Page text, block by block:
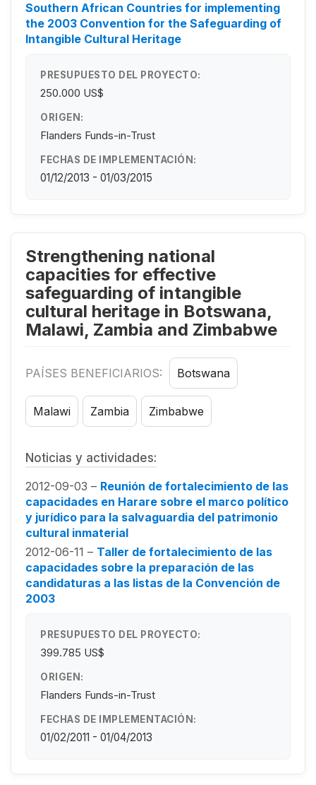
Southern African Countries for implementing
the 2003 Convention for the Safeguarding of
Intangible Cultural Heritage
PRESUPUESTO DEL PROYECTO:
250.000 US$
ORIGEN:
Flanders Funds-in-Trust
FECHAS DE IMPLEMENTACIÓN:
01/12/2013 - 01/03/2015
Strengthening national
capacities for effective
safeguarding of intangible
cultural heritage in Botswana,
Malawi, Zambia and Zimbabwe
PAÍSES BENEFICIARIOS: Botswana
Malawi Zambia Zimbabwe
Noticias y actividades:
2012-09-03 – Reunión de fortalecimiento de las
capacidades en Harare sobre el marco político
y jurídico para la salvaguardia del patrimonio
cultural inmaterial
2012-06-11 – Taller de fortalecimiento de las
capacidades sobre la preparación de las
candidaturas a las listas de la Convención de
2003
PRESUPUESTO DEL PROYECTO:
399.785 US$
ORIGEN:
Flanders Funds-in-Trust
FECHAS DE IMPLEMENTACIÓN:
01/02/2011 - 01/04/2013